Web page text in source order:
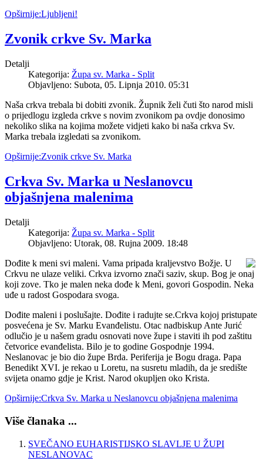
Opširnije:Ljubljeni!
Zvonik crkve Sv. Marka
Detalji
Kategorija: Župa sv. Marka - Split
Objavljeno: Subota, 05. Lipnja 2010. 05:31
Naša crkva trebala bi dobiti zvonik. Župnik želi čuti što narod misli
o prijedlogu izgleda crkve s novim zvonikom pa ovdje donosimo
nekoliko slika na kojima možete vidjeti kako bi naša crkva Sv.
Marka trebala izgledati sa zvonikom.
Opširnije:Zvonik crkve Sv. Marka
Crkva Sv. Marka u Neslanovcu
objašnjena malenima
Detalji
Kategorija: Župa sv. Marka - Split
Objavljeno: Utorak, 08. Rujna 2009. 18:48
Dođite k meni svi maleni. Vama pripada kraljevstvo Božje. U
Crkvu ne ulaze veliki. Crkva izvorno znači saziv, skup. Bog je onaj
koji zove. Tko je malen neka dođe k Meni, govori Gospodin. Neka
uđe u radost Gospodara svoga.
Dođite maleni i poslušajte. Dođite i radujte se.Crkva kojoj pristupate
posvećena je Sv. Marku Evanđelistu. Otac nadbiskup Ante Jurić
odlučio je u našem gradu osnovati nove župe i staviti ih pod zaštitu
četvorice evanđelista. Bilo je to godine Gospodnje 1994.
Neslanovac je bio dio župe Brda. Periferija je Bogu draga. Papa
Benedikt XVI. je rekao u Loretu, na susretu mladih, da je središte
svijeta onamo gdje je Krist. Narod okupljen oko Krista.
Opširnije:Crkva Sv. Marka u Neslanovcu objašnjena malenima
Više članaka ...
SVEČANO EUHARISTIJSKO SLAVLJE U ŽUPI
NESLANOVAC